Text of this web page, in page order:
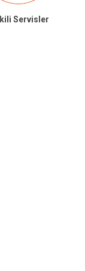
Servisler